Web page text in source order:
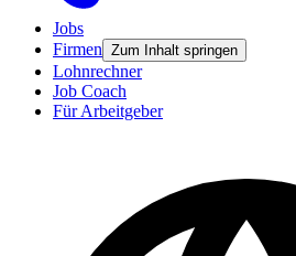
Jobs
Firmen Zum Inhalt springen
Lohnrechner
Job Coach
Für Arbeitgeber